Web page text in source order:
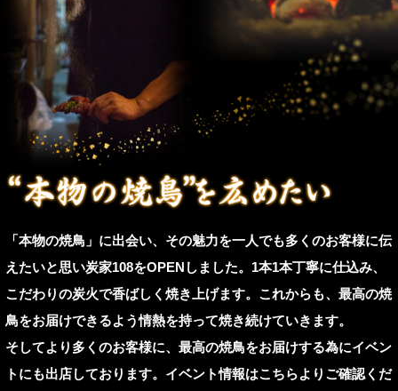
「本物の焼鳥」に出会い、その魅力を一人でも多くのお客様に伝
えたいと思い炭家108をOPENしました。1本1本丁寧に仕込み、
こだわりの炭火で香ばしく焼き上げます。これからも、最高の焼
鳥をお届けできるよう情熱を持って焼き続けていきます。
そしてより多くのお客様に、最高の焼鳥をお届けする為にイベン
トにも出店しております。イベント情報はこちらよりご確認くだ